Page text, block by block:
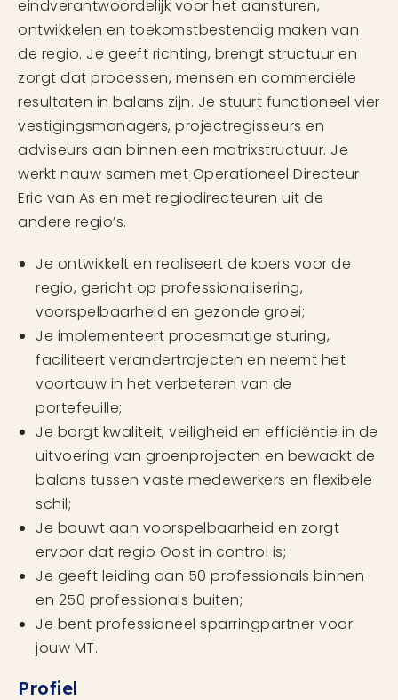
eindverantwoordelijk voor het aansturen,
ontwikkelen en toekomstbestendig maken van
de regio. Je geeft richting, brengt structuur en
zorgt dat processen, mensen en commerciële
resultaten in balans zijn. Je stuurt functioneel vier
vestigingsmanagers, projectregisseurs en
adviseurs aan binnen een matrixstructuur. Je
werkt nauw samen met Operationeel Directeur
Eric van As en met regiodirecteuren uit de
andere regio’s.
Je ontwikkelt en realiseert de koers voor de
regio, gericht op professionalisering,
voorspelbaarheid en gezonde groei;
Je implementeert procesmatige sturing,
faciliteert verandertrajecten en neemt het
voortouw in het verbeteren van de
portefeuille;
Je borgt kwaliteit, veiligheid en efficiëntie in de
uitvoering van groenprojecten en bewaakt de
balans tussen vaste medewerkers en flexibele
schil;
Je bouwt aan voorspelbaarheid en zorgt
ervoor dat regio Oost in control is;
Je geeft leiding aan 50 professionals binnen
en 250 professionals buiten;
Je bent professioneel sparringpartner voor
jouw MT.
Profiel